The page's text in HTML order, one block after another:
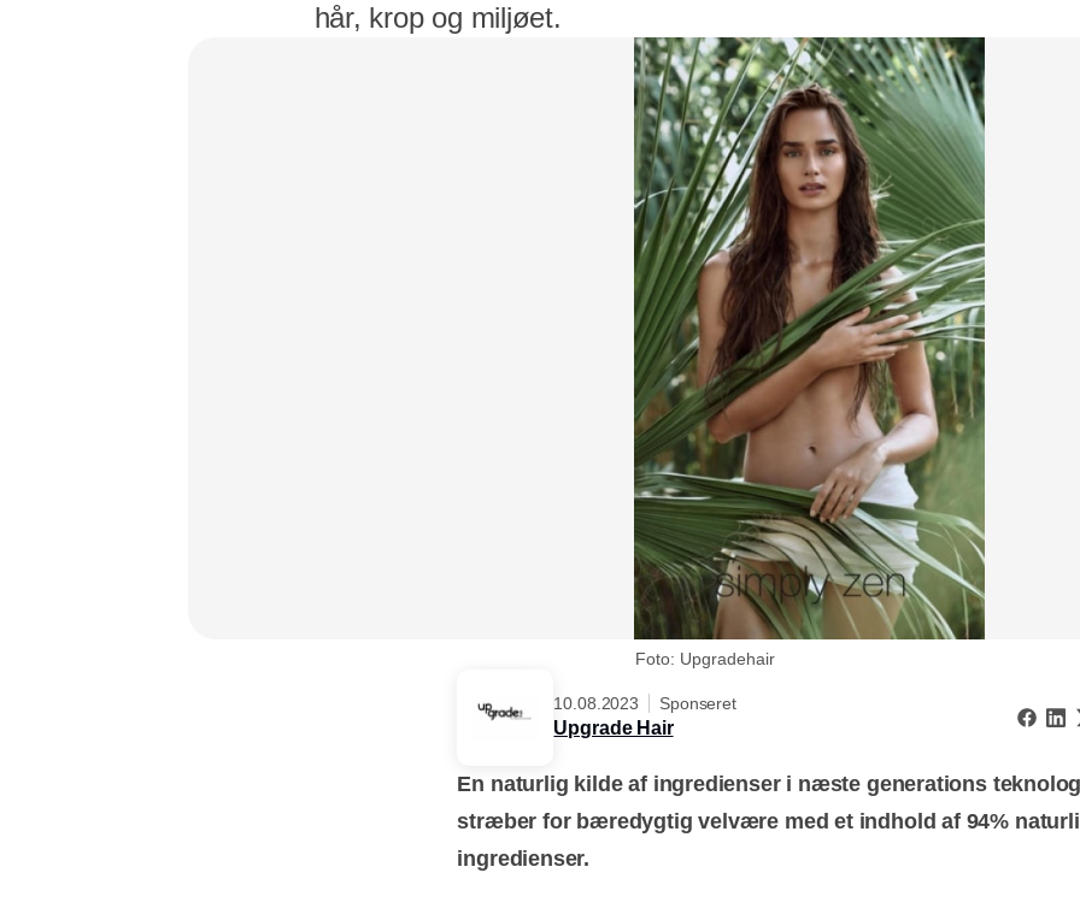
hår, krop og miljøet.
Foto: Upgradehair
10.08.2023 Sponseret
Upgrade Hair
En naturlig kilde af ingredienser i næste generations
stræber for bæredygtig velvære med et indhold af 94%
ingredienser.